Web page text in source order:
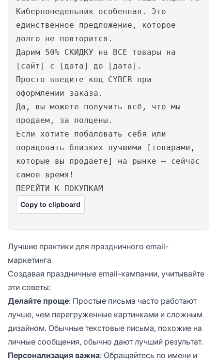
Киберпонедельник особенная. Это
единственное предложение, которое
долго не повторится.
Дарим 50% СКИДКУ на ВСЕ товары на
[сайт] с [дата] до [дата].
Просто введите код CYBER при
оформлении заказа.
Да, вы можете получить всё, что мы
продаем, за полцены.
Если хотите побаловать себя или
порадовать близких лучшими [товарами,
которые вы продаете] на рынке — сейчас
самое время!
ПЕРЕЙТИ К ПОКУПКАМ
Copy to clipboard
Лучшие практики для праздничного email-
маркетинга
Создавая праздничные email-кампании, учитывайте
эти советы:
Делайте проще: Простые письма часто работают
лучше, чем перегруженные картинками и сложным
дизайном. Обычные текстовые письма, похожие на
личные сообщения, обычно дают лучший результат.
Персонализация важна: Обращайтесь по имени и